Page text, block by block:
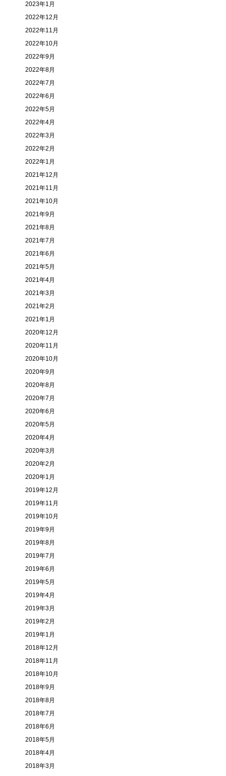
2023年1月
2022年12月
2022年11月
2022年10月
2022年9月
2022年8月
2022年7月
2022年6月
2022年5月
2022年4月
2022年3月
2022年2月
2022年1月
2021年12月
2021年11月
2021年10月
2021年9月
2021年8月
2021年7月
2021年6月
2021年5月
2021年4月
2021年3月
2021年2月
2021年1月
2020年12月
2020年11月
2020年10月
2020年9月
2020年8月
2020年7月
2020年6月
2020年5月
2020年4月
2020年3月
2020年2月
2020年1月
2019年12月
2019年11月
2019年10月
2019年9月
2019年8月
2019年7月
2019年6月
2019年5月
2019年4月
2019年3月
2019年2月
2019年1月
2018年12月
2018年11月
2018年10月
2018年9月
2018年8月
2018年7月
2018年6月
2018年5月
2018年4月
2018年3月